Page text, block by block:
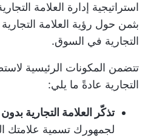
استراتيجية إدارة العلامة
بثمن حول رؤية العلامة
التجارية في السوق.
تتضمن المكونات الرئيسية
التجارية عادةً ما يلي:
تذكّر العلامة التجارية
لجمهورك تسمية علامتك